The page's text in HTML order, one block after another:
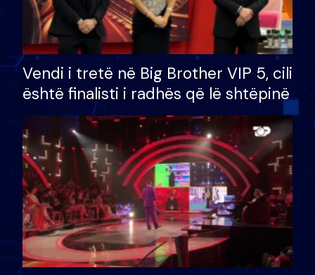
Vendi i tretë në Big Brother VIP 5, cili
është finalisti i radhës që lë shtëpinë